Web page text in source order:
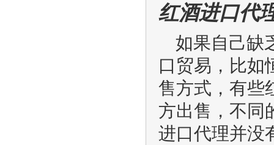
红酒进口代
如果自己缺
口贸易，比如
售方式，有些
方出售，不同
进口代理并没